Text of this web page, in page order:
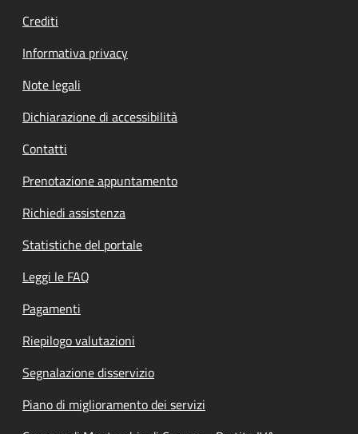
Crediti
Informativa privacy
Note legali
Dichiarazione di accessibilità
Contatti
Prenotazione appuntamento
Richiedi assistenza
Statistiche del portale
Leggi le FAQ
Pagamenti
Riepilogo valutazioni
Segnalazione disservizio
Piano di miglioramento dei servizi